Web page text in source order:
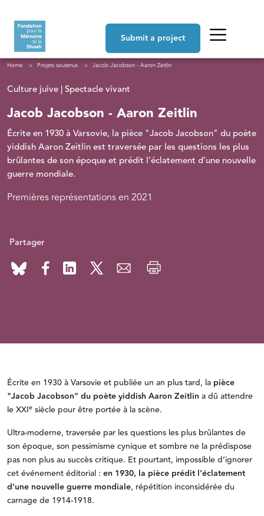
Submit a project
Breadcrumb
Home Projets soutenus Jacob Jacobson - Aaron Zeitlin
Culture juive | Spectacle vivant
Jacob Jacobson - Aaron Zeitlin
Écrite en 1930 à Varsovie, la pièce "Jacob Jacobson" du poète
yiddish Aaron Zeitlin est traversée par les questions les plus
brûlantes de son époque et prédit l’éclatement d’une nouvelle
guerre mondiale.
Premières représentations en 2021
Partager
Écrite en 1930 à Varsovie et publiée un an plus tard, la pièce
"Jacob Jacobson" du poète yiddish Aaron Zeitlin a dû attendre
le XXIe siècle pour être portée à la scène.
Ultra-moderne, traversée par les questions les plus brûlantes de
son époque, son pessimisme cynique et sombre ne la prédispose
pas non plus au succès critique. Et pourtant, impossible d’ignorer
cet événement éditorial : en 1930, la pièce prédit l’éclatement
d’une nouvelle guerre mondiale, répétition inconsidérée du
carnage de 1914-1918.